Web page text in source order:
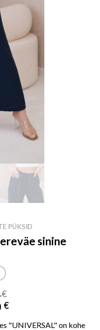
PÜKSID
sinine
€
€
"UNIVERSAL" on kohe